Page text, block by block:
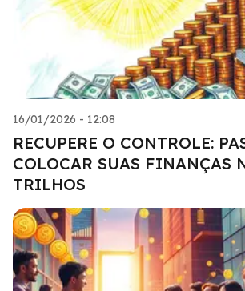
16/01/2026 - 12:08
RECUPERE O CONTROLE:
COLOCAR SUAS FINANÇAS
TRILHOS